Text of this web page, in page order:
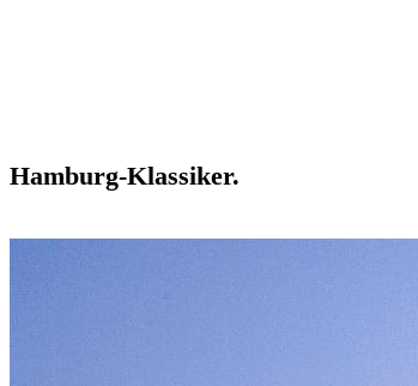
Hamburg-Klassiker.